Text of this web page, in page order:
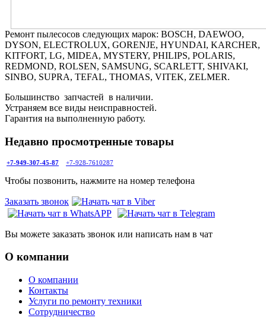
Ремонт пылесосов следующих марок: BOSCH, DAEWOO,
DYSON, ELECTROLUX, GORENJE, HYUNDAI, KARCHER,
KITFORT, LG, MIDEA, MYSTERY, PHILIPS, POLARIS,
REDMOND, ROLSEN, SAMSUNG, SCARLETT, SHIVAKI,
SINBO, SUPRA, TEFAL, THOMAS, VITEK, ZELMER.
Большинство запчастей в наличии.
Устраняем все виды неисправностей.
Гарантия на выполненную работу.
Недавно просмотренные товары
+7-949-307-45-87 +7-928-7610287
Чтобы позвонить, нажмите на номер телефона
Заказать звонок
Вы можете заказать звонок или написать нам в чат
О компании
О компании
Контакты
Услуги по ремонту техники
Сотрудничество